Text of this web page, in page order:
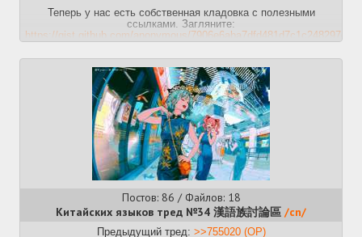
контексте (фразы). Далее (параллельно если есть силы/
время) берешь любой ютуб канал из списка ниже и смотришь
хотя бы 1 видео в день. Это стартер пак, после которого уже
сфокусироваться, начать ли учить грамматику (старый ОП не
рекомендовал, но новый рекомендует) и прочее.
Список годных каналов:
https://www.youtube.com/channel/UCoHJ7PkM6T92LwgJgrnDhWA
лучший канал, просто слушаем и кайфуем без напряга
https://www.dreamingspanish.comу этих ребят свой подход к
изучению (почитайте на сайте, полное погружение без
зубрёжки), но даже если вам не интересно "полное
погружение" то там куча очень интересных видео
https://www.youtube.com/@ButterflySpanish/videos
девушка
В старых тредах можете найти кучу каналов, но для старого
Предыдущий тред:https://2ch.hk/fl/res/693778.html
Теперь у нас есть собственная кладовка с полезными
ссылками. Загляните:
https://gist.github.com/anonymous/
Платиновые вопросы:
Хочу изучать французский! Английский уже знаю. С чего мне
начать?
Если ты можешь в английский, то все легко: начни с French in
Action и FSI: Introduction to French Phonology, а дальше
добавляй по вкусу другие курсы и учебники. Все ссылки есть
в кладовочке.
Но я не знаю английский - и знать не хочу! С чего мне начать?
Тогда начни с ПопоКаКова или Ассимиля. Попробуй оба и
выбери то, что больше
нравится. В кладовочке есть ссылки на эти и другие хорошие
учебники, смотри:
https://gist.github.com/anonymous/
%D1%80%D1%83%D1%81%D1%81%D0%BA%D0%BE%D0%BC-
Постов: 86 / Файлов: 18
Китайских языков тред №34 漢語族討論區 /cn/
Предыдущий тред: >>755020 (OP)